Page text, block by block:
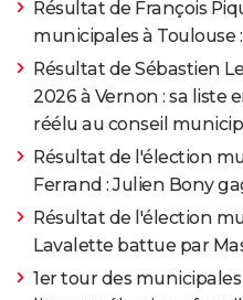
Résultat de François
municipales à Toulouse
Résultat de Sébastien
2026 à Vernon : sa liste
réélu au conseil
Résultat de l'élection
Ferrand : Julien Bony
Résultat de l'élection
Lavalette battue par
1er tour des